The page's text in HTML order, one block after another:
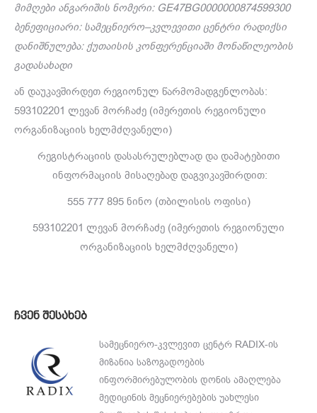
მიმღები ანგარიშის ნომერი: GE47BG0000000874599300
ბენეფიციარი: სამეცნიერო–კვლევითი ცენტრი რადიქსი
დანიშნულება: ქუთაისის კონფერენციაში მონაწილეობის
გადასახადი
ან დაუკავშირდეთ რეგიონულ წარმომადგენლობას:
593102201 ლევან მორჩაძე (იმერეთის რეგიონული
ორგანიზაციის ხელმძღვანელი)
რეგისტრაციის დასასრულებლად და დამატებითი
ინფორმაციის მისაღებად დაგვიკავშირდით:
555 777 895 ნინო (თბილისის ოფისი)
593102201 ლევან მორჩაძე (იმერეთის რეგიონული
ორგანიზაციის ხელმძღვანელი)
ჩვენ შესახებ
სამეცნიერო-კვლევით ცენტრ RADIX-ის
მიზანია საზოგადოების
ინფორმირებულობის დონის ამაღლება
მედიცინის მეცნიერებების უახლესი